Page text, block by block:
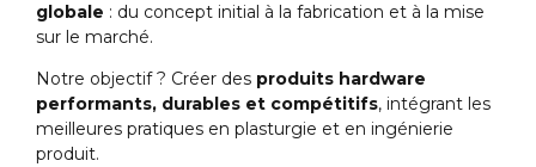
globale : du concept initial à la fabrication et à la mise
sur le marché.
Notre objectif ? Créer des produits hardware
performants, durables et compétitifs, intégrant les
meilleures pratiques en plasturgie et en ingénierie
produit.